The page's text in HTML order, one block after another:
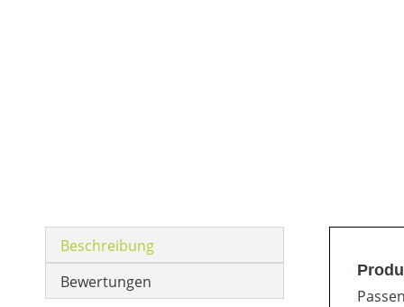
Beschreibung
Bewertungen